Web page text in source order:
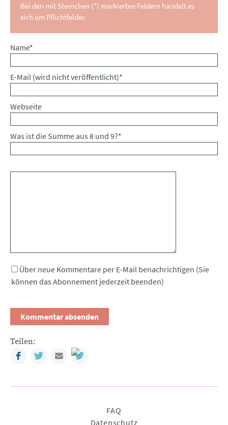
Bei den mit Sternchen (*) markierten Feldern handelt es
sich um Pflichtfelder.
Pflichtfeld
Name*
Pflichtfeld
E-Mail (wird nicht veröffentlicht)*
Webseite
Was ist die Summe aus 8 und 9?*
Über neue Kommentare per E-Mail benachrichtigen (Sie
können das Abonnement jederzeit beenden)
Teilen:
FacebookTwitterMail
FAQ
Datenschutz